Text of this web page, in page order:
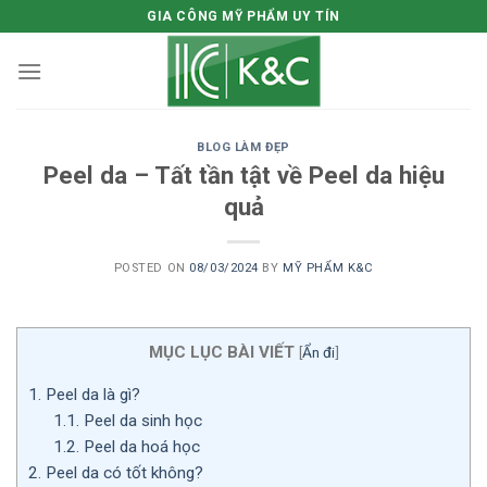
to
content
GIA CÔNG MỸ PHẨM UY TÍN
BLOG LÀM ĐẸP
Peel da – Tất tần tật về Peel da hiệu
quả
POSTED ON 08/03/2024 BY MỸ PHẨM K&C
MỤC LỤC BÀI VIẾT [Ẩn đi]
1. Peel da là gì?
1.1. Peel da sinh học
1.2. Peel da hoá học
2. Peel da có tốt không?